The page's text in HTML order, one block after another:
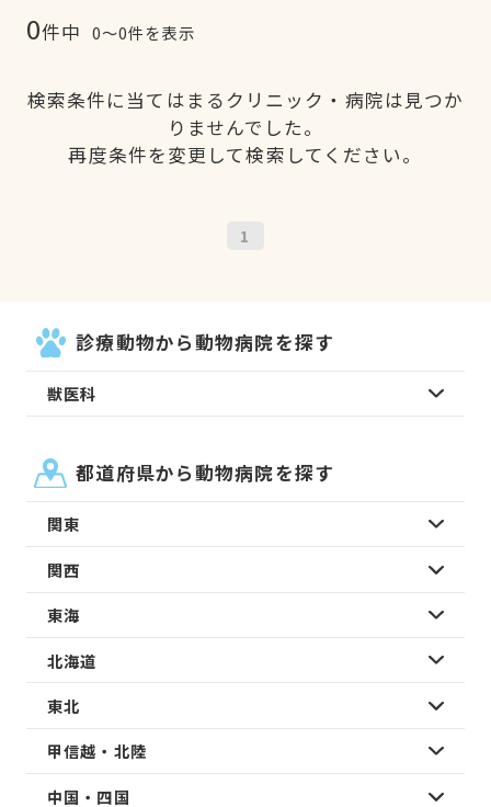
0件中 0〜0件を表示
検索条件に当てはまるクリニック・病院は見つか
りませんでした。
再度条件を変更して検索してください。
1
診療動物から動物病院を探す
獣医科
都道府県から動物病院を探す
関東
関西
東海
北海道
東北
甲信越・北陸
中国・四国